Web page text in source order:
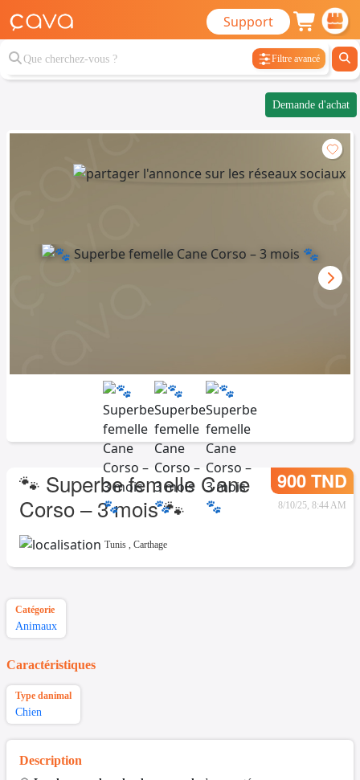
Support
Filtre avancé
Demande d'achat
🐾 Superbe femelle Cane
Corso – 3 mois 🐾
900 TND
8/10/25, 8:44 AM
Tunis , Carthage
Catégorie
Animaux
Caractéristiques
Type danimal
Chien
Description